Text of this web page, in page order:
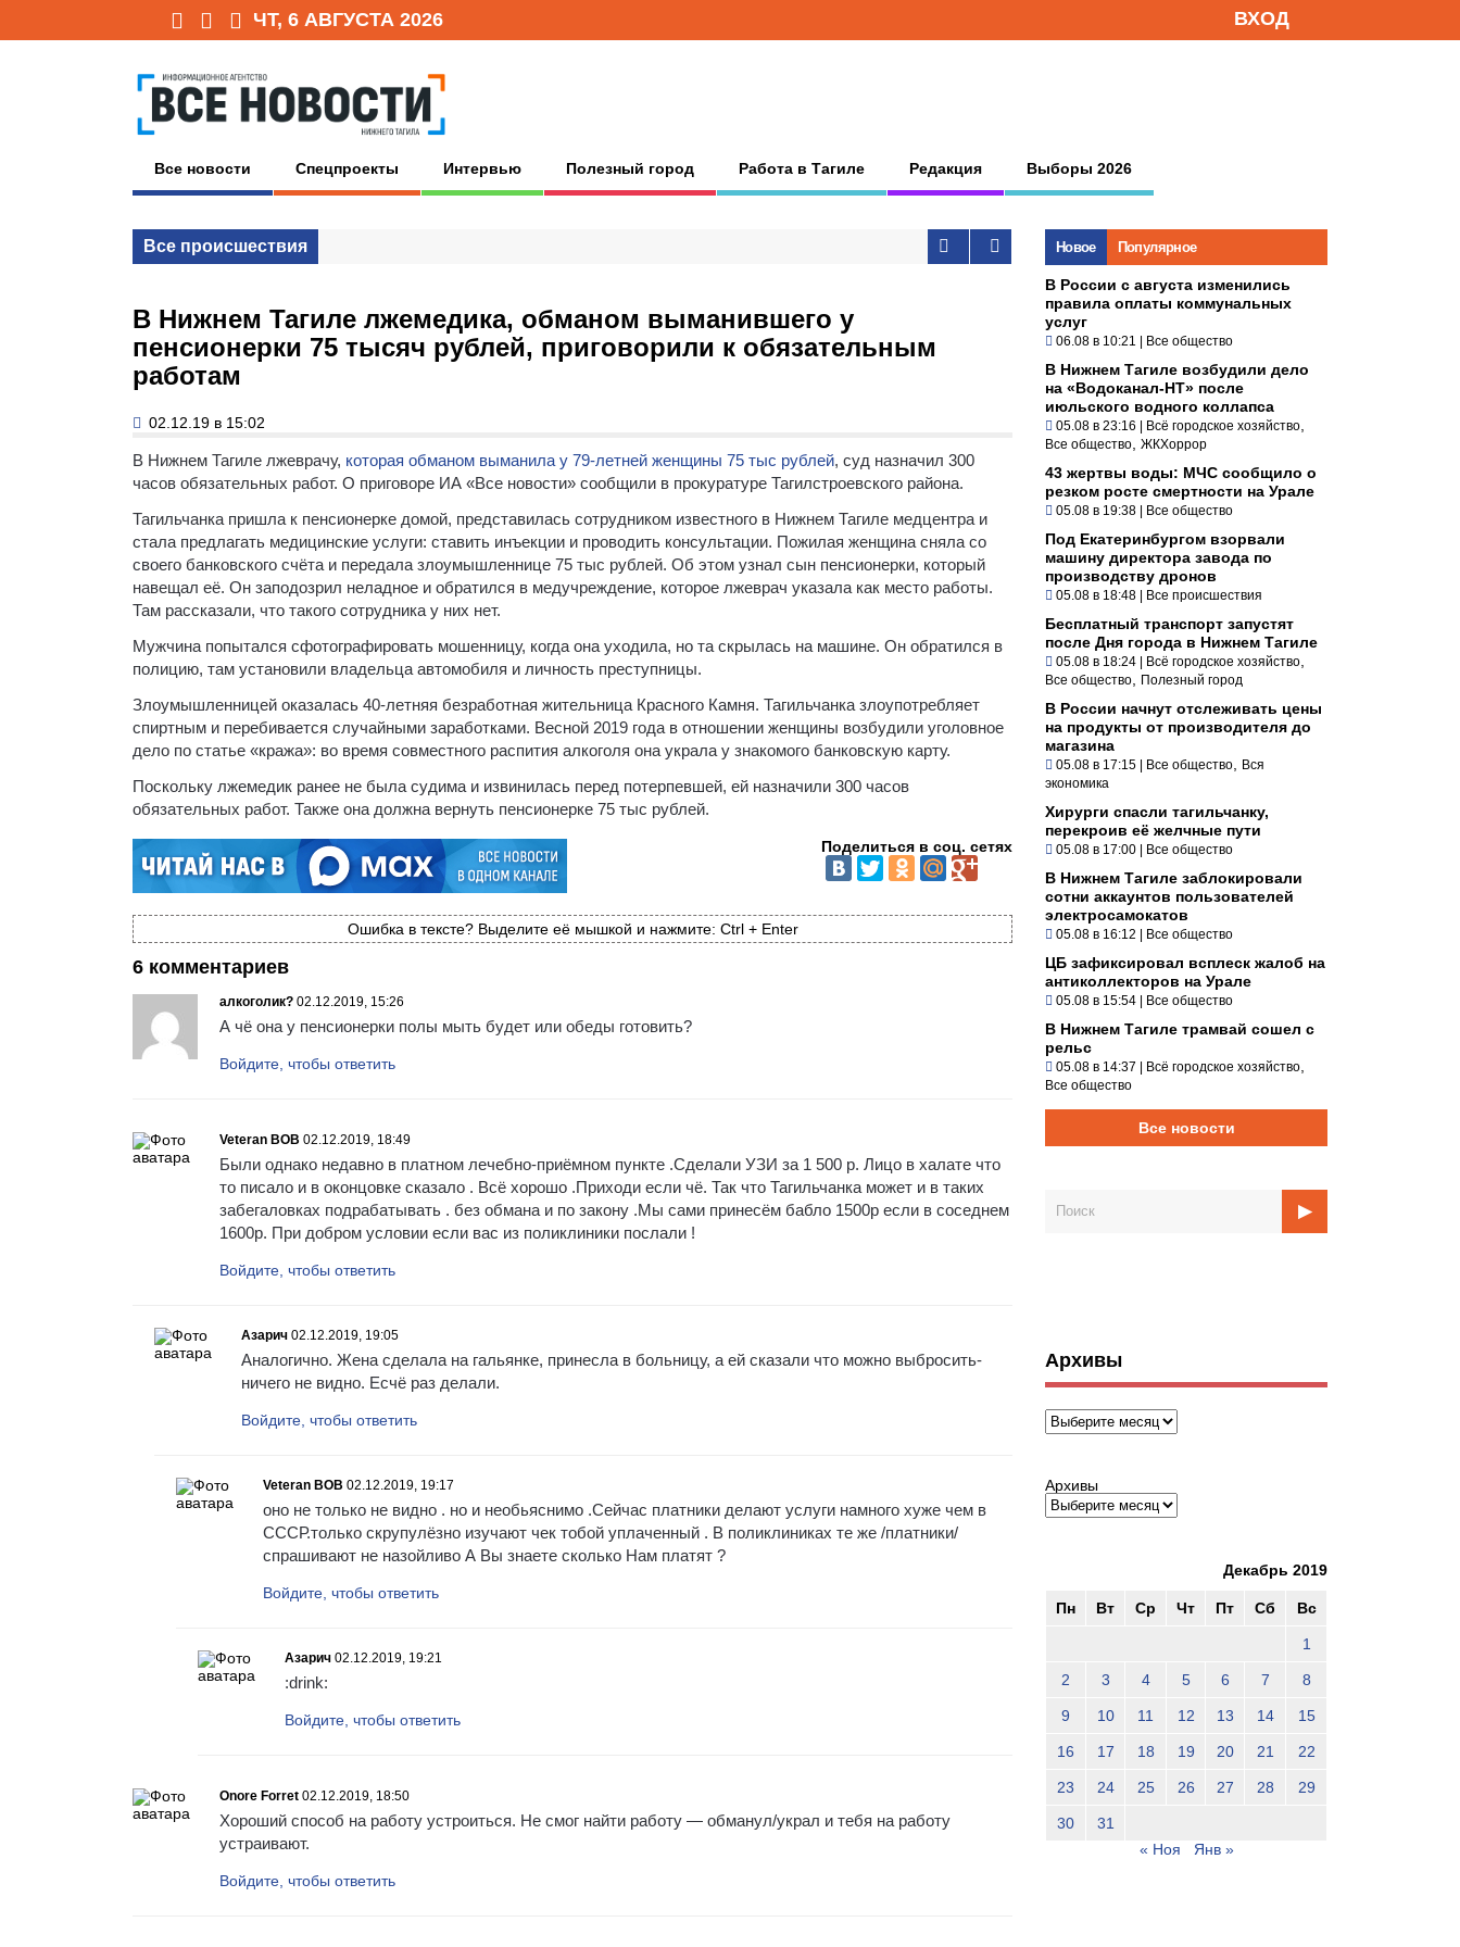
ЧТ, 6 АВГУСТА 2026 ВХОД
Все новости Спецпроекты Интервью Полезный город Работа в Тагиле Редакция Выборы 2026
Все происшествия
В Нижнем Тагиле лжемедика, обманом выманившего у
пенсионерки 75 тысяч рублей, приговорили к обязательным
работам
02.12.19 в 15:02
В Нижнем Тагиле лжеврачу, которая обманом выманила у 79-летней женщины 75 тыс рублей, суд назначил 300
часов обязательных работ. О приговоре ИА «Все новости» сообщили в прокуратуре Тагилстроевского района.
Тагильчанка пришла к пенсионерке домой, представилась сотрудником известного в Нижнем Тагиле медцентра и
стала предлагать медицинские услуги: ставить инъекции и проводить консультации. Пожилая женщина сняла со
своего банковского счёта и передала злоумышленнице 75 тыс рублей. Об этом узнал сын пенсионерки, который
навещал её. Он заподозрил неладное и обратился в медучреждение, которое лжеврач указала как место работы.
Там рассказали, что такого сотрудника у них нет.
Мужчина попытался сфотографировать мошенницу, когда она уходила, но та скрылась на машине. Он обратился в
полицию, там установили владельца автомобиля и личность преступницы.
Злоумышленницей оказалась 40-летняя безработная жительница Красного Камня. Тагильчанка злоупотребляет
спиртным и перебивается случайными заработками. Весной 2019 года в отношении женщины возбудили уголовное
дело по статье «кража»: во время совместного распития алкоголя она украла у знакомого банковскую карту.
Поскольку лжемедик ранее не была судима и извинилась перед потерпевшей, ей назначили 300 часов
обязательных работ. Также она должна вернуть пенсионерке 75 тыс рублей.
Поделиться в соц. сетях
Ошибка в тексте? Выделите её мышкой и нажмите: Ctrl + Enter
6 комментариев
алкоголик? 02.12.2019, 15:26
А чё она у пенсионерки полы мыть будет или обеды готовить?
Войдите, чтобы ответить
Veteran BOB 02.12.2019, 18:49
Были однако недавно в платном лечебно-приёмном пункте .Сделали УЗИ за 1 500 р. Лицо в халате что
то писало и в оконцовке сказало . Всё хорошо .Приходи если чё. Так что Тагильчанка может и в таких
забегаловках подрабатывать . без обмана и по закону .Мы сами принесём бабло 1500р если в соседнем
1600р. При добром условии если вас из поликлиники послали !
Войдите, чтобы ответить
Азарич 02.12.2019, 19:05
Аналогично. Жена сделала на гальянке, принесла в больницу, а ей сказали что можно выбросить-
ничего не видно. Есчё раз делали.
Войдите, чтобы ответить
Veteran BOB 02.12.2019, 19:17
оно не только не видно . но и необьяснимо .Сейчас платники делают услуги намного хуже чем в
СССР.только скрупулёзно изучают чек тобой уплаченный . В поликлиниках те же /платники/
спрашивают не назойливо А Вы знаете сколько Нам платят ?
Войдите, чтобы ответить
Азарич 02.12.2019, 19:21
:drink:
Войдите, чтобы ответить
Onore Forret 02.12.2019, 18:50
Хороший способ на работу устроиться. Не смог найти работу — обманул/украл и тебя на работу
устраивают.
Войдите, чтобы ответить
Новое Популярное
В России с августа изменились
правила оплаты коммунальных
услуг
06.08 в 10:21 | Все общество
В Нижнем Тагиле возбудили дело
на «Водоканал-НТ» после
июльского водного коллапса
05.08 в 23:16 | Всё городское хозяйство
Все общество ЖКХоррор
43 жертвы воды: МЧС сообщило о
резком росте смертности на Урале
05.08 в 19:38 | Все общество
Под Екатеринбургом взорвали
машину директора завода по
производству дронов
05.08 в 18:48 | Все происшествия
Бесплатный транспорт запустят
после Дня города в Нижнем Тагиле
05.08 в 18:24 | Всё городское хозяйство
Все общество Полезный город
В России начнут отслеживать цены
на продукты от производителя до
магазина
05.08 в 17:15 | Все общество
Вся
экономика
Хирурги спасли тагильчанку,
перекроив её желчные пути
05.08 в 17:00 | Все общество
В Нижнем Тагиле заблокировали
сотни аккаунтов пользователей
электросамокатов
05.08 в 16:12 | Все общество
ЦБ зафиксировал всплеск жалоб на
антиколлекторов на Урале
05.08 в 15:54 | Все общество
В Нижнем Тагиле трамвай сошел с
рельс
05.08 в 14:37 | Всё городское хозяйство
Все общество
Все новости
Архивы
Архивы
Архивы
Декабрь 2019
Пн Вт Ср Чт Пт Сб Вс
1
2 3 4 5 6 7 8
9 10 11 12 13 14 15
16 17 18 19 20 21 22
23 24 25 26 27 28 29
30
31
« Ноя
Янв »